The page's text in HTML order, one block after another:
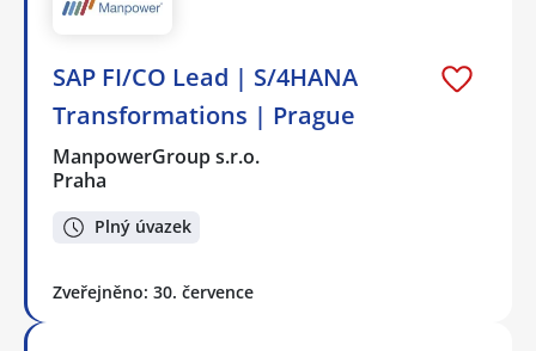
SAP FI/CO Lead | S/4HANA
Transformations | Prague
ManpowerGroup s.r.o.
Praha
Plný úvazek
Zveřejněno: 30. července